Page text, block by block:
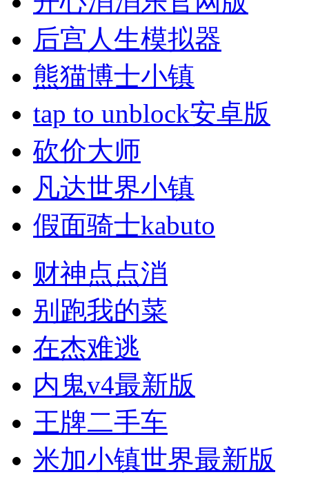
后宫人生模拟器
熊猫博士小镇
tap to unblock安卓版
砍价大师
凡达世界小镇
假面骑士kabuto
财神点点消
别跑我的菜
在杰难逃
内鬼v4最新版
王牌二手车
米加小镇世界最新版